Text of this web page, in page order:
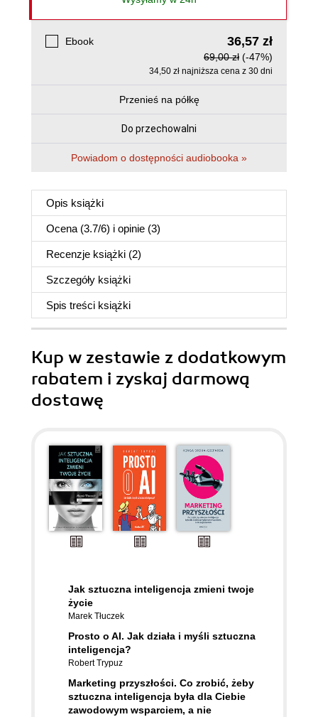
Ebook 36,57 zł
69,00 zł (-47%)
34,50 zł najniższa cena z 30 dni
Przenieś na półkę
Do przechowalni
Powiadom o dostępności audiobooka »
Opis książki
Ocena (3.7/6) i opinie (3)
Recenzje książki (2)
Szczegóły książki
Spis treści książki
Kup w zestawie z dodatkowym
rabatem i zyskaj darmową
dostawę
Jak sztuczna inteligencja zmieni twoje
życie
Marek Tłuczek
Prosto o AI. Jak działa i myśli sztuczna
inteligencja?
Robert Trypuz
Marketing przyszłości. Co zrobić, żeby
sztuczna inteligencja była dla Ciebie
zawodowym wsparciem, a nie